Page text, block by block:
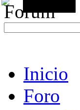
Inicio
Foro